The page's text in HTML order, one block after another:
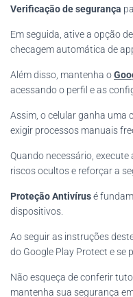
Verificação de segurança
Em seguida, ative a opção
checagem automática de
Além disso, mantenha o
acessando o perfil e as
Assim, o celular ganha uma
exigir processos manuais
Quando necessário, execute
riscos ocultos e reforçar a
Proteção Antivírusé
dispositivos.
Ao seguir as instruções
do Google Play Protect e se
Não esqueça de conferir
mantenha sua segurança